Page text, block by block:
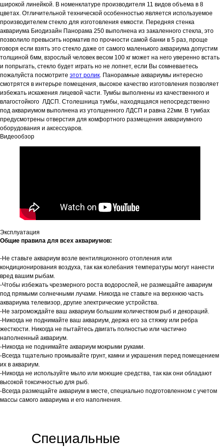
широкой линейкой. В номенклатуре производителя 11 видов объема в 8
цветах. Отличительной технической особенностью является используемое
производителем стекло для изготовления емкости. Передняя стенка
аквариума Биодизайн Панорама 250 выполнена из закаленного стекла, это
позволило превысить норматив по прочности самой банки в 5 раз, проще
говоря если взять это стекло даже от самого маленького аквариума допустим
толщиной 6мм, взрослый человек весом 100 кг может на него уверенно встать
и попрыгать, стекло будет играть но не лопнет, если Вы сомневаетесь
пожалуйста посмотрите этот ролик. Панорамные аквариумы интересно
смотрятся в интерьре помещения, высокое качество изготовления позволяет
избежать искажения лицевой части. Тумбы выполнены из качественного и
влагостойкого ЛДСП. Столешница тумбы, находящаяся непосредственно
под аквариумом выполнена из утолщенного ЛДСП и равна 22мм. В тумбах
предусмотрены отверстия для комфортного размещения аквариумного
оборудования и аксессуаров.
Видеообзор
Эксплуатация
Общие правила для всех аквариумов:
-Не ставьте аквариум возле вентиляционного отопления или
кондиционирования воздуха, так как колебания температуры могут нанести
вред вашим рыбам.
-Чтобы избежать чрезмерного роста водорослей, не размещайте аквариум
под прямыми солнечными лучами. Никогда не ставьте на верхнюю часть
аквариума телевизор, другие электрические устройства.
-Не загромождайте ваш аквариум большим количеством рыб и декораций.
-Никогда не поднимайте ваш аквариум, держа его за стяжку или ребра
жесткости. Никогда не пытайтесь двигать полностью или частично
наполненный аквариум.
-Никогда не поднимайте аквариум мокрыми руками.
-Всегда тщательно промывайте грунт, камни и украшения перед помещением
их в аквариум.
-Никогда не используйте мыло или моющие средства, так как они обладают
высокой токсичностью для рыб.
-Всегда размещайте аквариум в месте, специально подготовленном с учетом
массы самого аквариума и его наполнения.
Специальные